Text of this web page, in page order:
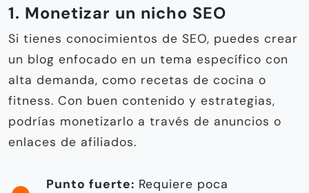
1. Monetizar un nicho SEO
Si tienes conocimientos de SEO, puedes crear
un blog enfocado en un tema específico con
alta demanda, como recetas de cocina o
fitness. Con buen contenido y estrategias,
podrías monetizarlo a través de anuncios o
enlaces de afiliados.
Punto fuerte: Requiere poca